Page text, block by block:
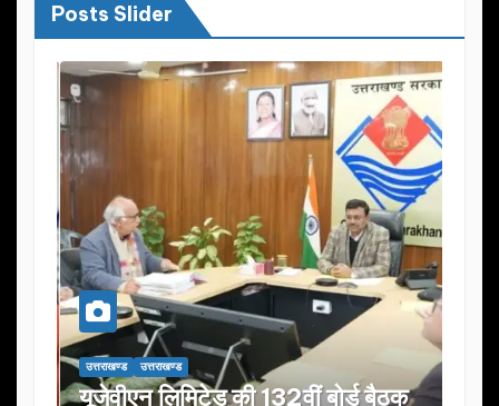
Posts Slider
उत्तराखण्ड उत्तराखण्ड
यूजेवीएन लिमिटेड की 132वीं बोर्ड बैठक